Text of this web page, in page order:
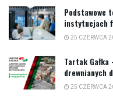
Podstawowe
instytucjach
25 CZERWCA
Tartak
drewnianych
25 CZERWCA